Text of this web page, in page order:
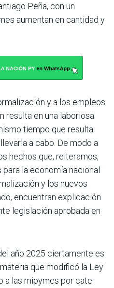
Peña, con un
aumentan en canti­dad y
y a los empleos
resulta en una laboriosa
tiempo que resulta
a cabo. De modo a
hechos que, reiteramos,
la economía nacional
y los nuevos
encuentran explicación
legislación aprobada en
año 2025 ciertamente es
que modificó la Ley
a las mipymes por cate­